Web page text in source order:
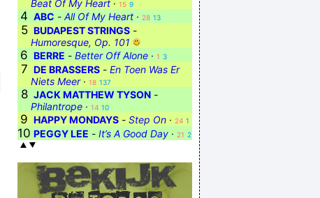
Beat Of My Heart · 15 9
4 ABC - All Of My Heart · 28 13
5 BUDAPEST STRINGS -
Humoresque, Op. 101
6 BERRE - Better Off Alone · 1 3
7 DE BRASSERS - En Toen Was Er
Niets Meer· 18 137
8 JACK MATTHEW TYSON -
Philantrope · 14 10
9 HAPPY MONDAYS - Step On · 24 1
10 PEGGY LEE - It’s A Good Day · 21 2